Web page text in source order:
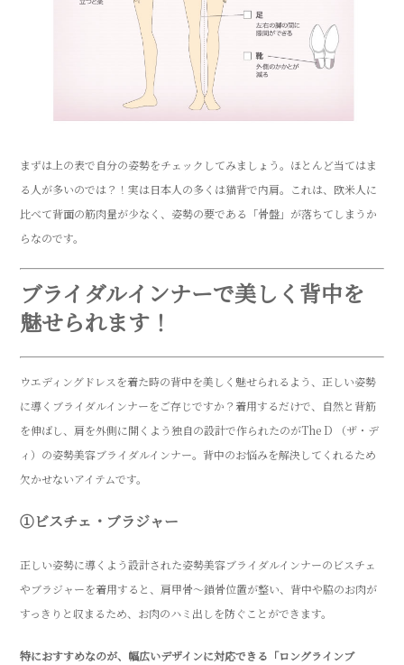
まずは上の表で自分の姿勢をチェックしてみましょう。ほとんど当てはま
る人が多いのでは？！実は日本人の多くは猫背で内肩。これは、欧米人に
比べて背面の筋肉量が少なく、姿勢の要である「骨盤」が落ちてしまうか
らなのです。
ブライダルインナーで美しく背中を
魅せられます！
ウエディングドレスを着た時の背中を美しく魅せられるよう、正しい姿勢
に導くブライダルインナーをご存じですか？着用するだけで、自然と背筋
を伸ばし、肩を外側に開くよう独自の設計で作られたのがThe D （ザ・デ
ィ）の姿勢美容ブライダルインナー。背中のお悩みを解決してくれるため
欠かせないアイテムです。
①ビスチェ・ブラジャー
正しい姿勢に導くよう設計された姿勢美容ブライダルインナーのビスチェ
やブラジャーを着用すると、肩甲骨～鎖骨位置が整い、背中や脇のお肉が
すっきりと収まるため、お肉のハミ出しを防ぐことができます。
特におすすめなのが、幅広いデザインに対応できる「ロングラインブ